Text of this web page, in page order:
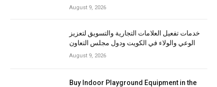
August 9, 2026
خدمات تفعيل العلامات التجارية والتسويق لتعزيز
الوعي والولاء في الكويت ودول مجلس التعاون
August 9, 2026
Buy Indoor Playground Equipment in the